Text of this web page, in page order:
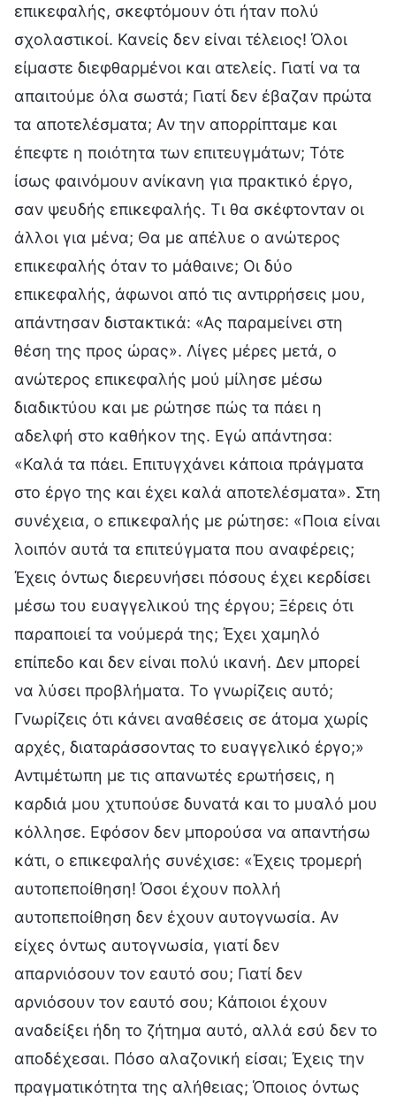
επικεφαλής, σκεφτόμουν ότι ήταν πολύ
σχολαστικοί. Κανείς δεν είναι τέλειος! Όλοι
είμαστε διεφθαρμένοι και ατελείς. Γιατί να τα
απαιτούμε όλα σωστά; Γιατί δεν έβαζαν πρώτα
τα αποτελέσματα; Αν την απορρίπταμε και
έπεφτε η ποιότητα των επιτευγμάτων; Τότε
ίσως φαινόμουν ανίκανη για πρακτικό έργο,
σαν ψευδής επικεφαλής. Τι θα σκέφτονταν οι
άλλοι για μένα; Θα με απέλυε ο ανώτερος
επικεφαλής όταν το μάθαινε; Οι δύο
επικεφαλής, άφωνοι από τις αντιρρήσεις μου,
απάντησαν διστακτικά: «Ας παραμείνει στη
θέση της προς ώρας». Λίγες μέρες μετά, ο
ανώτερος επικεφαλής μού μίλησε μέσω
διαδικτύου και με ρώτησε πώς τα πάει η
αδελφή στο καθήκον της. Εγώ απάντησα:
«Καλά τα πάει. Επιτυγχάνει κάποια πράγματα
στο έργο της και έχει καλά αποτελέσματα». Στη
συνέχεια, ο επικεφαλής με ρώτησε: «Ποια είναι
λοιπόν αυτά τα επιτεύγματα που αναφέρεις;
Έχεις όντως διερευνήσει πόσους έχει κερδίσει
μέσω του ευαγγελικού της έργου; Ξέρεις ότι
παραποιεί τα νούμερά της; Έχει χαμηλό
επίπεδο και δεν είναι πολύ ικανή. Δεν μπορεί
να λύσει προβλήματα. Το γνωρίζεις αυτό;
Γνωρίζεις ότι κάνει αναθέσεις σε άτομα χωρίς
αρχές, διαταράσσοντας το ευαγγελικό έργο;»
Αντιμέτωπη με τις απανωτές ερωτήσεις, η
καρδιά μου χτυπούσε δυνατά και το μυαλό μου
κόλλησε. Εφόσον δεν μπορούσα να απαντήσω
κάτι, ο επικεφαλής συνέχισε: «Έχεις τρομερή
αυτοπεποίθηση! Όσοι έχουν πολλή
αυτοπεποίθηση δεν έχουν αυτογνωσία. Αν
είχες όντως αυτογνωσία, γιατί δεν
απαρνιόσουν τον εαυτό σου; Γιατί δεν
αρνιόσουν τον εαυτό σου; Κάποιοι έχουν
αναδείξει ήδη το ζήτημα αυτό, αλλά εσύ δεν το
αποδέχεσαι. Πόσο αλαζονική είσαι; Έχεις την
πραγματικότητα της αλήθειας; Όποιος όντως